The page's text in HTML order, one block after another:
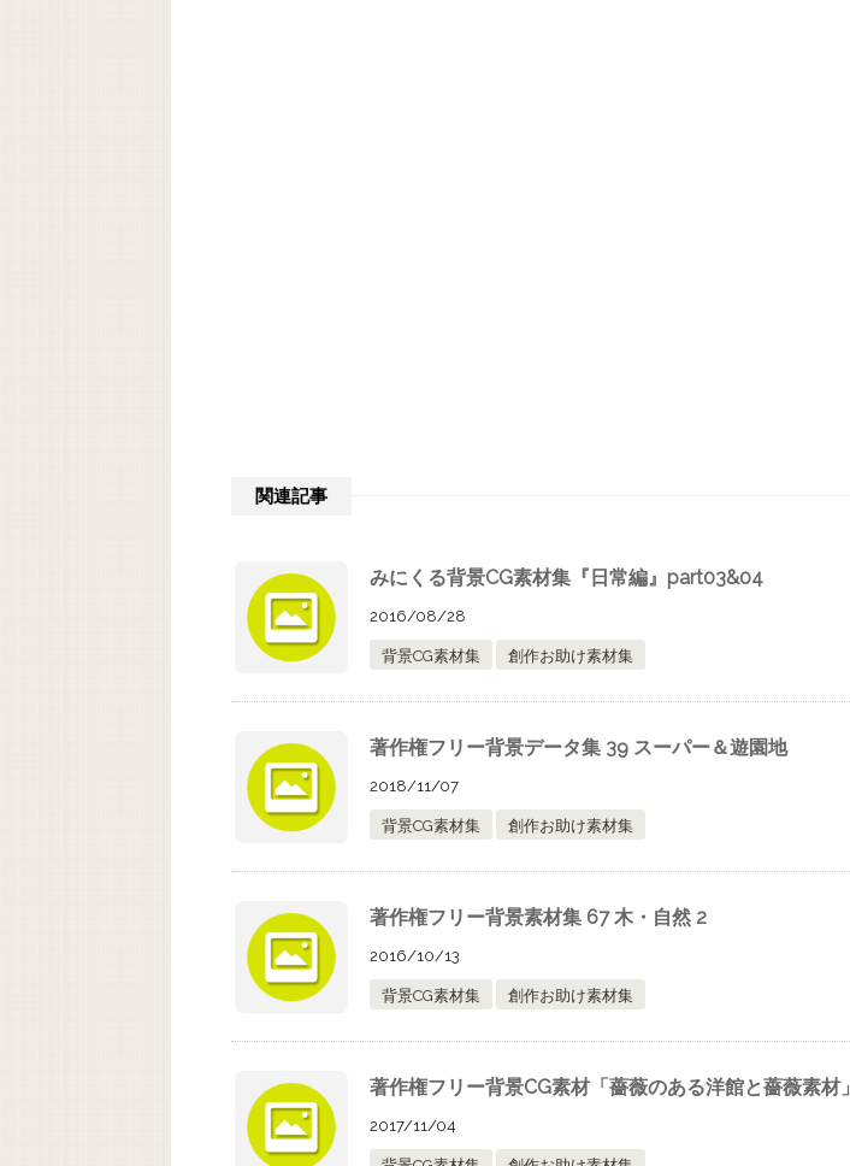
関連記事
みにくる背景CG素材集『日常編』part03&04
2016/08/28
背景CG素材集 創作お助け素材集
著作権フリー背景データ集 39 スーパー＆遊園地
2018/11/07
背景CG素材集 創作お助け素材集
著作権フリー背景素材集 67 木・自然 2
2016/10/13
背景CG素材集 創作お助け素材集
著作権フリー背景CG素材「薔薇のある洋館と薔薇素材」
2017/11/04